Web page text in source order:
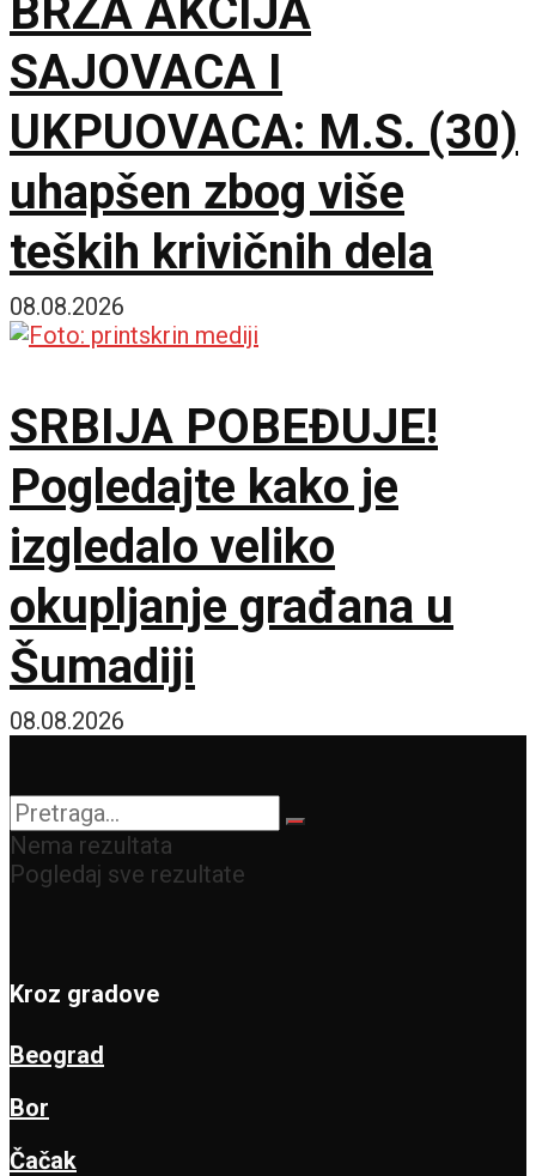
BRZA AKCIJA
SAJOVACA I
UKPUOVACA: M.S. (30)
uhapšen zbog više
teških krivičnih dela
08.08.2026
SRBIJA POBEĐUJE!
Pogledajte kako je
izgledalo veliko
okupljanje građana u
Šumadiji
08.08.2026
Nema rezultata
Pogledaj sve rezultate
Kroz gradove
Beograd
Bor
Čačak